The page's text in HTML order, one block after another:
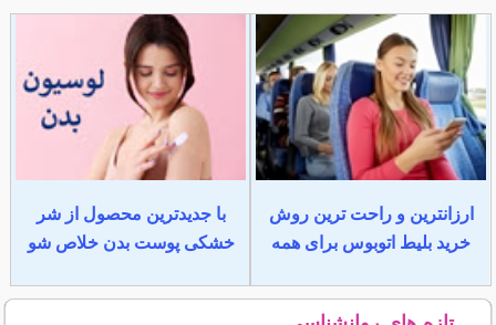
ارزانترین و راحت ترین روش
خرید بلیط اتوبوس برای همه
با جدیدترین محصول از شر
خشکی پوست بدن خلاص شو